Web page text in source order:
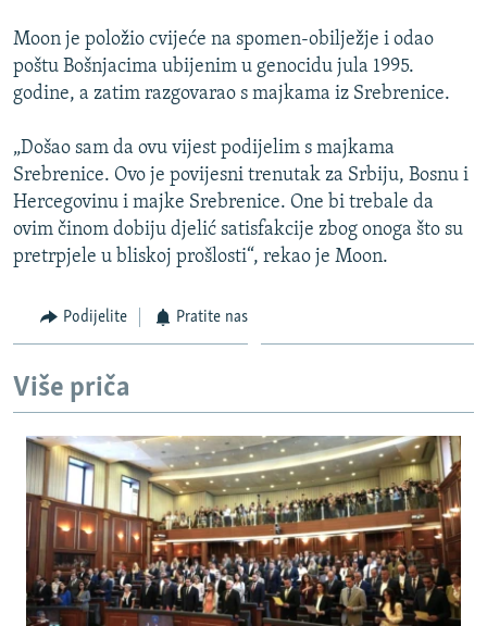
ISPRIČAJ MI
DNEVNO@RSE
SPECIJALI RSE
VIŠE OD NASLOVA
GENOCID U SREBRENICI
POPLAVE I KLIZIŠTA U BIH 2024.
TV LIBERTY
TRI DECENIJE OD RATA U BIH
SVE KARTE DEJTONA
NASTANAK I RASPAD JUGOSLAVIJE
PRATITE NAS
Sve RFE/RL stranice
Moon je položio cvijeće na spomen-obilježje i odao
poštu Bošnjacima ubijenim u genocidu jula 1995.
godine, a zatim razgovarao s majkama iz Srebrenice.
„Došao sam da ovu vijest podijelim s majkama
Srebrenice. Ovo je povijesni trenutak za Srbiju, Bosnu i
Hercegovinu i majke Srebrenice. One bi trebale da
ovim činom dobiju djelić satisfakcije zbog onoga što su
pretrpjele u bliskoj prošlosti“, rekao je Moon.
Podijelite Pratite nas
Više priča